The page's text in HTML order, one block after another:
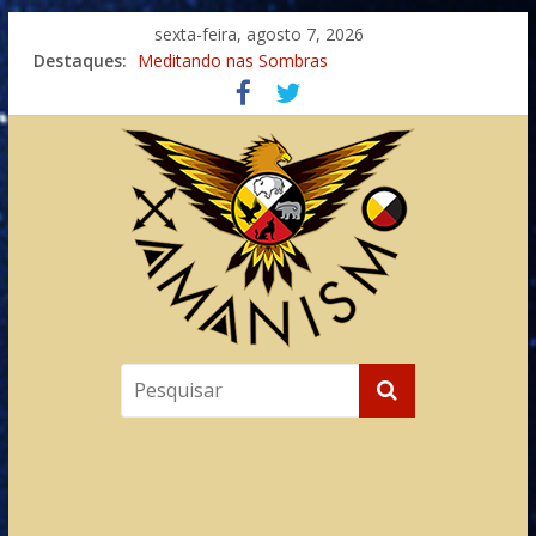
sexta-feira, agosto 7, 2026
Destaques: Meditando nas Sombras
Autosuficiência: A Jornada do Espírito Ancestral
Xamanismo Universal
Totens – Caminho Espiritual – Crescimento
Imaginação na Cura